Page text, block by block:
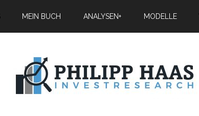
MEIN BUCH ANALYSEN+ MODELLE